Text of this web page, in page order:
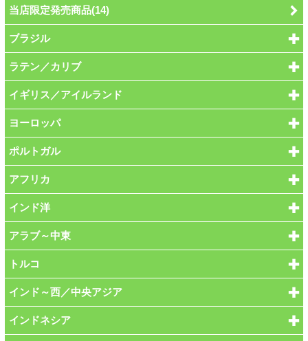
当店限定発売商品(14)
ブラジル
ラテン／カリブ
イギリス／アイルランド
ヨーロッパ
ポルトガル
アフリカ
インド洋
アラブ～中東
トルコ
インド～西／中央アジア
インドネシア